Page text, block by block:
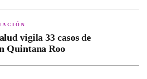
tanto la experiencia de los visitantes
destino. Prevenir su propagación es
turística y para evitar que los
accidentalmente a sus propios hogares,
puede ser costosa.
vigila 33 casos de
Quintana Roo